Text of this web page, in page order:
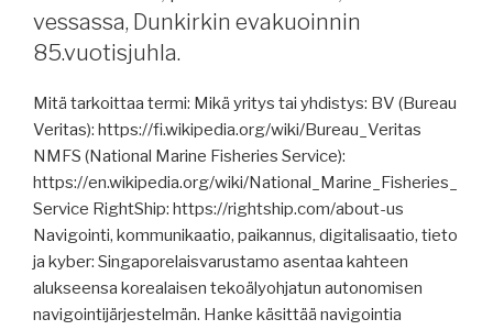
II,
Wasaline,
ja
Finnlines,
raportteja,
dollaripohjainen
maailmanjärjestys
hajoamassa,
luottoluokituksista,
IMO,
pakotteet
vessassa, Dunkirkin evakuoinnin
85.vuotisjuhla.
Mitä tarkoittaa termi: Mikä yritys tai yhdistys: BV (Bureau
Veritas): https://fi.wikipedia.org/wiki/Bureau_Veritas
NMFS (National Marine Fisheries Service):
https://en.wikipedia.org/wiki/National_Marine_Fisheries_
Service RightShip: https://rightship.com/about-us
Navigointi, kommunikaatio, paikannus, digitalisaatio, tieto
ja kyber: Singaporelaisvarustamo asentaa kahteen
alukseensa korealaisen tekoälyohjatun autonomisen
navigointijärjestelmän. Hanke käsittää navigointia